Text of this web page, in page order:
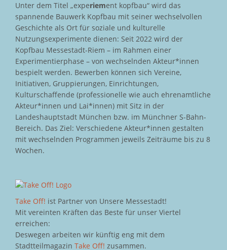
Unter dem Titel „experiement kopfbau“ wird das
spannende Bauwerk Kopfbau mit seiner wechselvollen
Geschichte als Ort für soziale und kulturelle
Nutzungsexperimente dienen: Seit 2022 wird der
Kopfbau Messestadt-Riem – im Rahmen einer
Experimentierphase – von wechselnden Akteur*innen
bespielt werden. Bewerben können sich Vereine,
Initiativen, Gruppierungen, Einrichtungen,
Kulturschaffende (professionelle wie auch ehrenamtliche
Akteur*innen und Lai*innen) mit Sitz in der
Landeshauptstadt München bzw. im Münchner S-Bahn-
Bereich. Das Ziel: Verschiedene Akteur*innen gestalten
mit wechselnden Programmen jeweils Zeiträume bis zu 8
Wochen.
Take Off! ist Partner von Unsere Messestadt!
Mit vereinten Kräften das Beste für unser Viertel
erreichen:
Deswegen arbeiten wir künftig eng mit dem
Stadtteilmagazin Take Off! zusammen.